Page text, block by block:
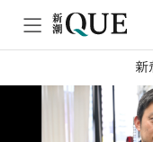
新